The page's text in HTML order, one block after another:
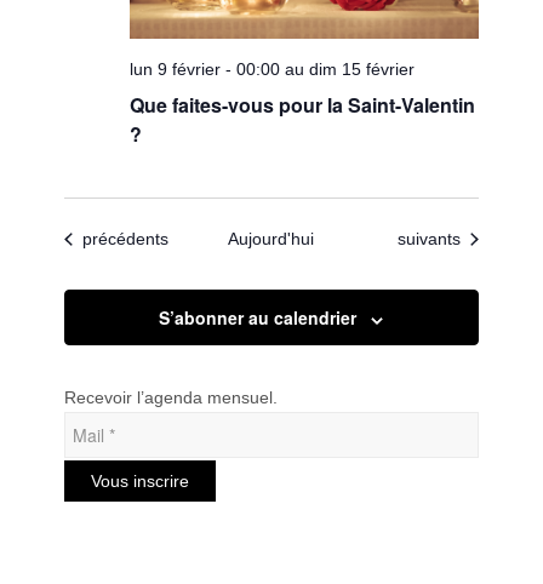
lun 9 février - 00:00 au dim 15 février
Que faites-vous pour la Saint-Valentin
?
Évènements
précédents Aujourd'hui Évènements
suivants
S’abonner au calendrier
Recevoir l’agenda mensuel.